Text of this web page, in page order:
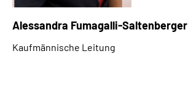
Alessandra Fumagalli-Saltenberger
Kaufmännische Leitung